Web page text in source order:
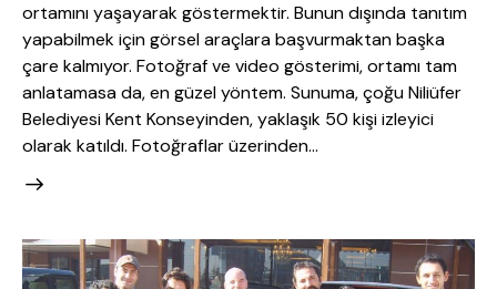
ortamını yaşayarak göstermektir. Bunun dışında tanıtım
yapabilmek için görsel araçlara başvurmaktan başka
çare kalmıyor. Fotoğraf ve video gösterimi, ortamı tam
anlatamasa da, en güzel yöntem. Sunuma, çoğu Niliüfer
Belediyesi Kent Konseyinden, yaklaşık 50 kişi izleyici
olarak katıldı. Fotoğraflar üzerinden…